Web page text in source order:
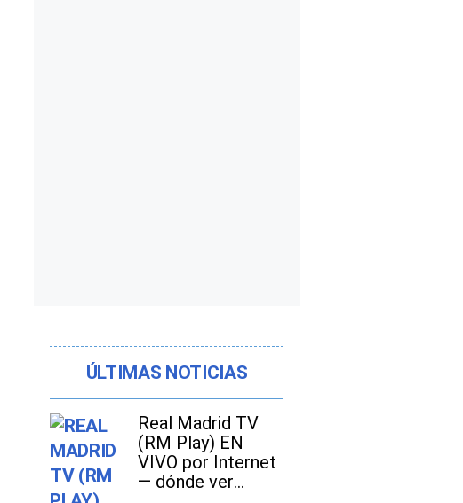
ÚLTIMAS NOTICIAS
Real Madrid TV
(RM Play) EN
VIVO por Internet
— dónde ver